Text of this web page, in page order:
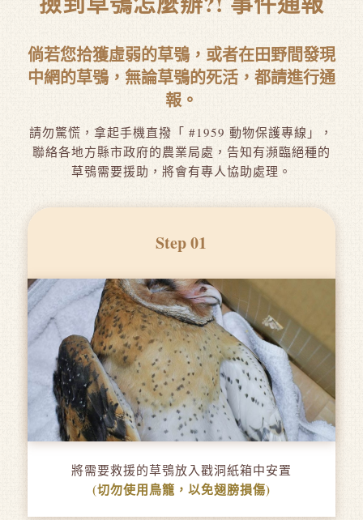
倘若您拾獲虛弱的草鴞，或者在田野間發現
中網的草鴞，無論草鴞的死活，都請進行通
報。
請勿驚慌，拿起手機直撥「 #1959 動物保護專線」，
聯絡各地方縣市政府的農業局處，告知有瀕臨絕種的
草鴞需要援助，將會有專人協助處理。
Step 01
將需要救援的草鴞放入戳洞紙箱中安置
(切勿使用鳥籠，以免翅膀損傷)